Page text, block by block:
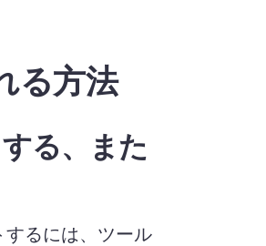
る方法
る、また
るには、ツール